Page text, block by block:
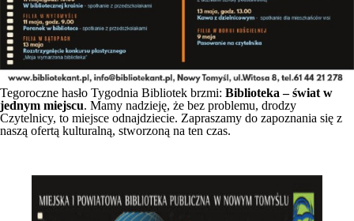
Tegoroczne hasło Tygodnia Bibliotek brzmi: Biblioteka – świat w
jednym miejscu. Mamy nadzieję, że bez problemu, drodzy
Czytelnicy, to miejsce odnajdziecie. Zapraszamy do zapoznania się z
naszą ofertą kulturalną, stworzoną na ten czas.